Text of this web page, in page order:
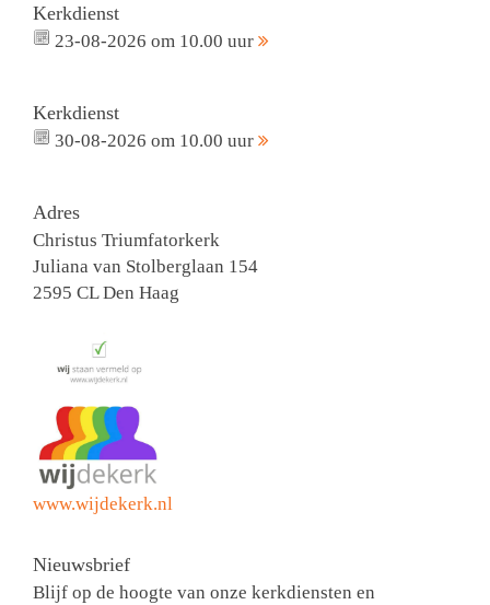
Kerkdienst
23-08-2026 om 10.00 uur
Kerkdienst
30-08-2026 om 10.00 uur
Adres
Christus Triumfatorkerk
Juliana van Stolberglaan 154
2595 CL Den Haag
www.wijdekerk.nl
Nieuwsbrief
Blijf op de hoogte van onze kerkdiensten en